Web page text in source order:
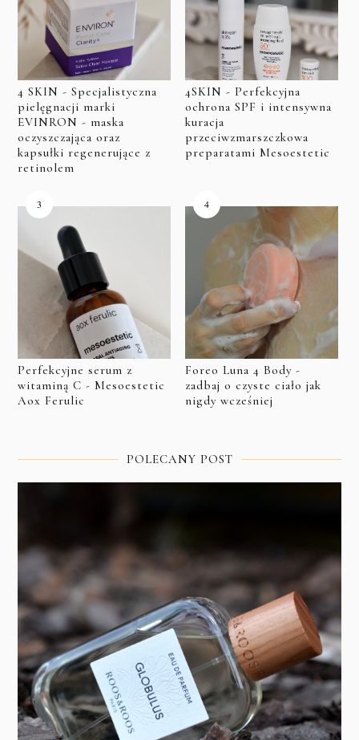
4 SKIN - Specjalistyczna
pielęgnacji marki
EVINRON - maska
oczyszczająca oraz
kapsułki regenerujące z
retinolem
4SKIN - Perfekcyjna
ochrona SPF i intensywna
kuracja
przeciwzmarszczkowa
preparatami Mesoestetic
Perfekcyjne serum z
witaminą C - Mesoestetic
Aox Ferulic
Foreo Luna 4 Body -
zadbaj o czyste ciało jak
nigdy wcześniej
POLECANY POST